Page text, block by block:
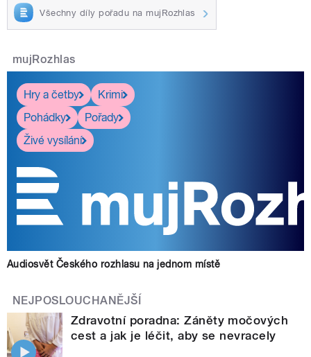
Všechny díly pořadu na mujRozhlas
mujRozhlas
Hry a četby
Krimi
Pohádky
Pořady
Živé vysílání
Audiosvět Českého rozhlasu na jednom místě
NEJPOSLOUCHANĚJŠÍ
Zdravotní poradna: Záněty močových
cest a jak je léčit, aby se nevracely